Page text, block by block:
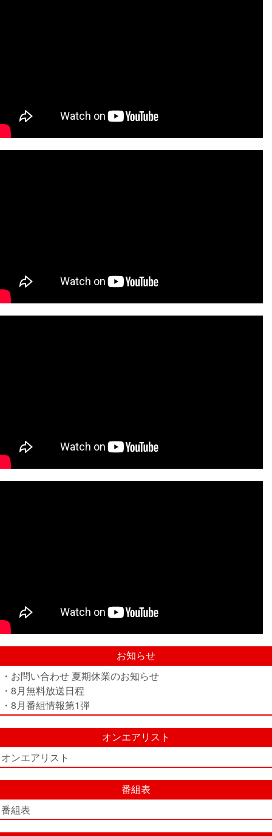
お知らせ
・お問い合わせ 夏期休業のお知らせ
・8月無料放送日程
・8月番組情報第1弾
オンエアリスト
オンエアリスト
番組表
番組表